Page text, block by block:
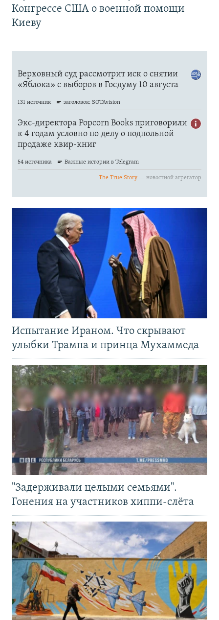
Конгрессе США о военной помощи
Киеву
Испытание Ираном. Что скрывают
улыбки Трампа и принца Мухаммеда
"Задерживали целыми семьями".
Гонения на участников хиппи-слёта